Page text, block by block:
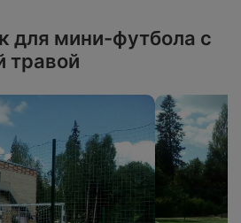
для мини-футбола с
травой